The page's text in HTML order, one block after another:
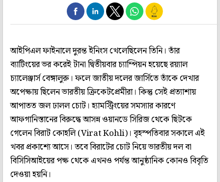
আইপিএল ফাইনালে দুরন্ত ইনিংস খেলেছিলেন তিনি। তাঁর
ব্যাটিংয়ের ভর করেই টানা দ্বিতীয়বার চ্যাম্পিয়ন হয়েছে রয়্যাল
চ্যালেঞ্জার্স বেঙ্গালুরু। ফলে জাতীয় দলের জার্সিতে তাঁকে দেখার
অপেক্ষায় ছিলেন ভারতীয় ক্রিকেটপ্রেমীরা। কিন্তু সেই প্রত্যাশায়
আপাতত জল ঢালল চোট। হ্যামস্ট্রিংয়ের সমস্যার কারণে
আফগানিস্তানের বিরুদ্ধে আসন্ন ওয়ানডে সিরিজ থেকে ছিটকে
গেলেন বিরাট কোহলি (Virat Kohli)। বৃহস্পতিবার সকালে এই
খবর প্রকাশ্যে আসে। তবে বিরাটের চোট নিয়ে ভারতীয় দল বা
বিসিসিআইয়ের পক্ষ থেকে এখনও পর্যন্ত আনুষ্ঠানিক কোনও বিবৃতি
দেওয়া হয়নি।